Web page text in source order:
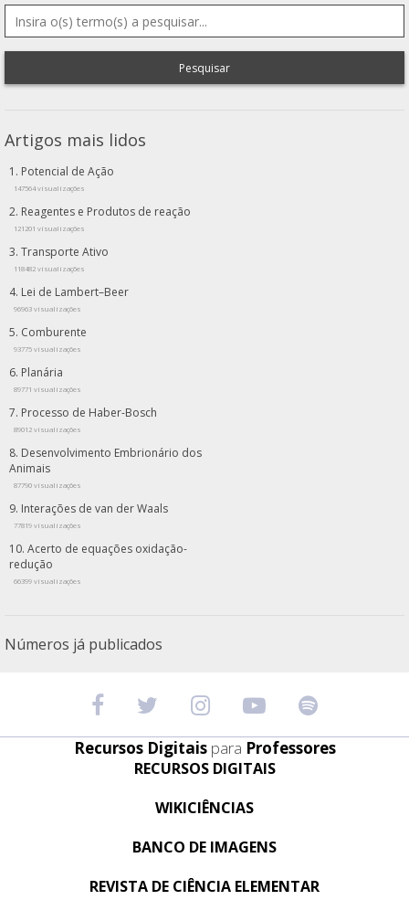
Pesquisar
Artigos mais lidos
Potencial de Ação
147564 visualizações
Reagentes e Produtos de reação
121201 visualizações
Transporte Ativo
118482 visualizações
Lei de Lambert–Beer
96963 visualizações
Comburente
93775 visualizações
Planária
89771 visualizações
Processo de Haber-Bosch
89012 visualizações
Desenvolvimento Embrionário dos
Animais
87790 visualizações
Interações de van der Waals
77819 visualizações
Acerto de equações oxidação-
redução
66399 visualizações
Números já publicados
Recursos Digitais para Professores
RECURSOS DIGITAIS
WIKICIÊNCIAS
BANCO DE IMAGENS
REVISTA DE CIÊNCIA ELEMENTAR